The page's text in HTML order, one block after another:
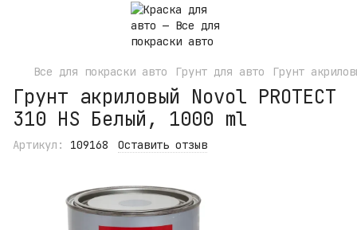
Все для покраски авто Грунт для авто Грунт
Грунт акриловый Novol PROTECT
310 HS Белый, 1000 ml
Артикул: 109168 Оставить отзыв